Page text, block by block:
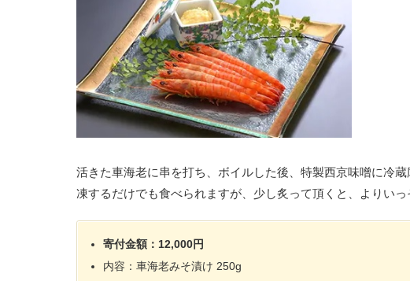
活きた車海老に串を打ち、ボイルした後、特製西京味噌に冷
凍するだけでも食べられますが、少し炙って頂くと、よりいっ
寄付金額：12,000円
内容：車海老みそ漬け 250g